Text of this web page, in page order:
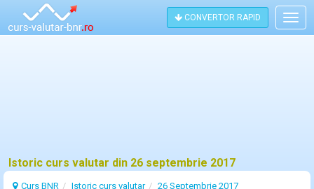
CONVERTOR RAPID
Istoric curs valutar din 26 septembrie 2017
Curs BNR Istoric curs valutar 26 Septembrie 2017